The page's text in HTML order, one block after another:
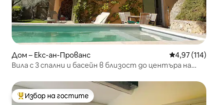
Дом – Екс-ан-Прованс Средна
4,97 (114)
Вила с 3 спални и басейн в близост до центъра на
Най-популярен избор на гостите
Избор на гостите